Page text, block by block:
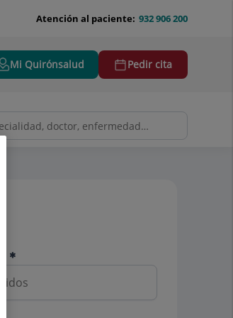
932 906 200
Atención al paciente:
Mi Quirónsalud Pedir cita